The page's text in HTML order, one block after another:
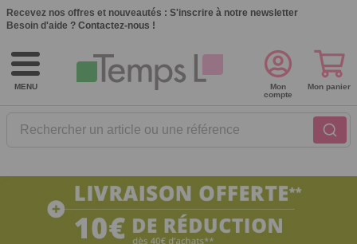
Recevez nos offres et nouveautés : S'inscrire à notre newsletter
Besoin d'aide ? Contactez-nous !
MENU
Rechercher un article ou une référence
Mon
compte
Mon panier
10€ de réduction dès 40€ d'achat. Offre
valable du 03/08/2026 au 12/08/2026.